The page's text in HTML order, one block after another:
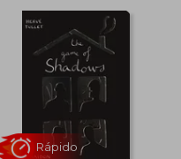
5%
dcto.